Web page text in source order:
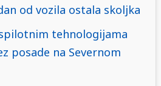
od vozila ostala skoljka
tehnologijama
posade na Severnom